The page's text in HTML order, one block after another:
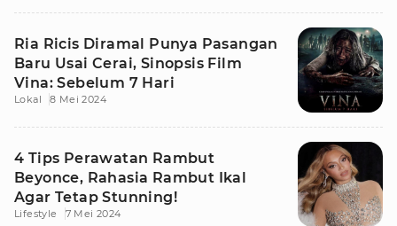
Ria Ricis Diramal Punya Pasangan
Baru Usai Cerai, Sinopsis Film
Vina: Sebelum 7 Hari
Lokal 8 Mei 2024
4 Tips Perawatan Rambut
Beyonce, Rahasia Rambut Ikal
Agar Tetap Stunning!
Lifestyle 7 Mei 2024